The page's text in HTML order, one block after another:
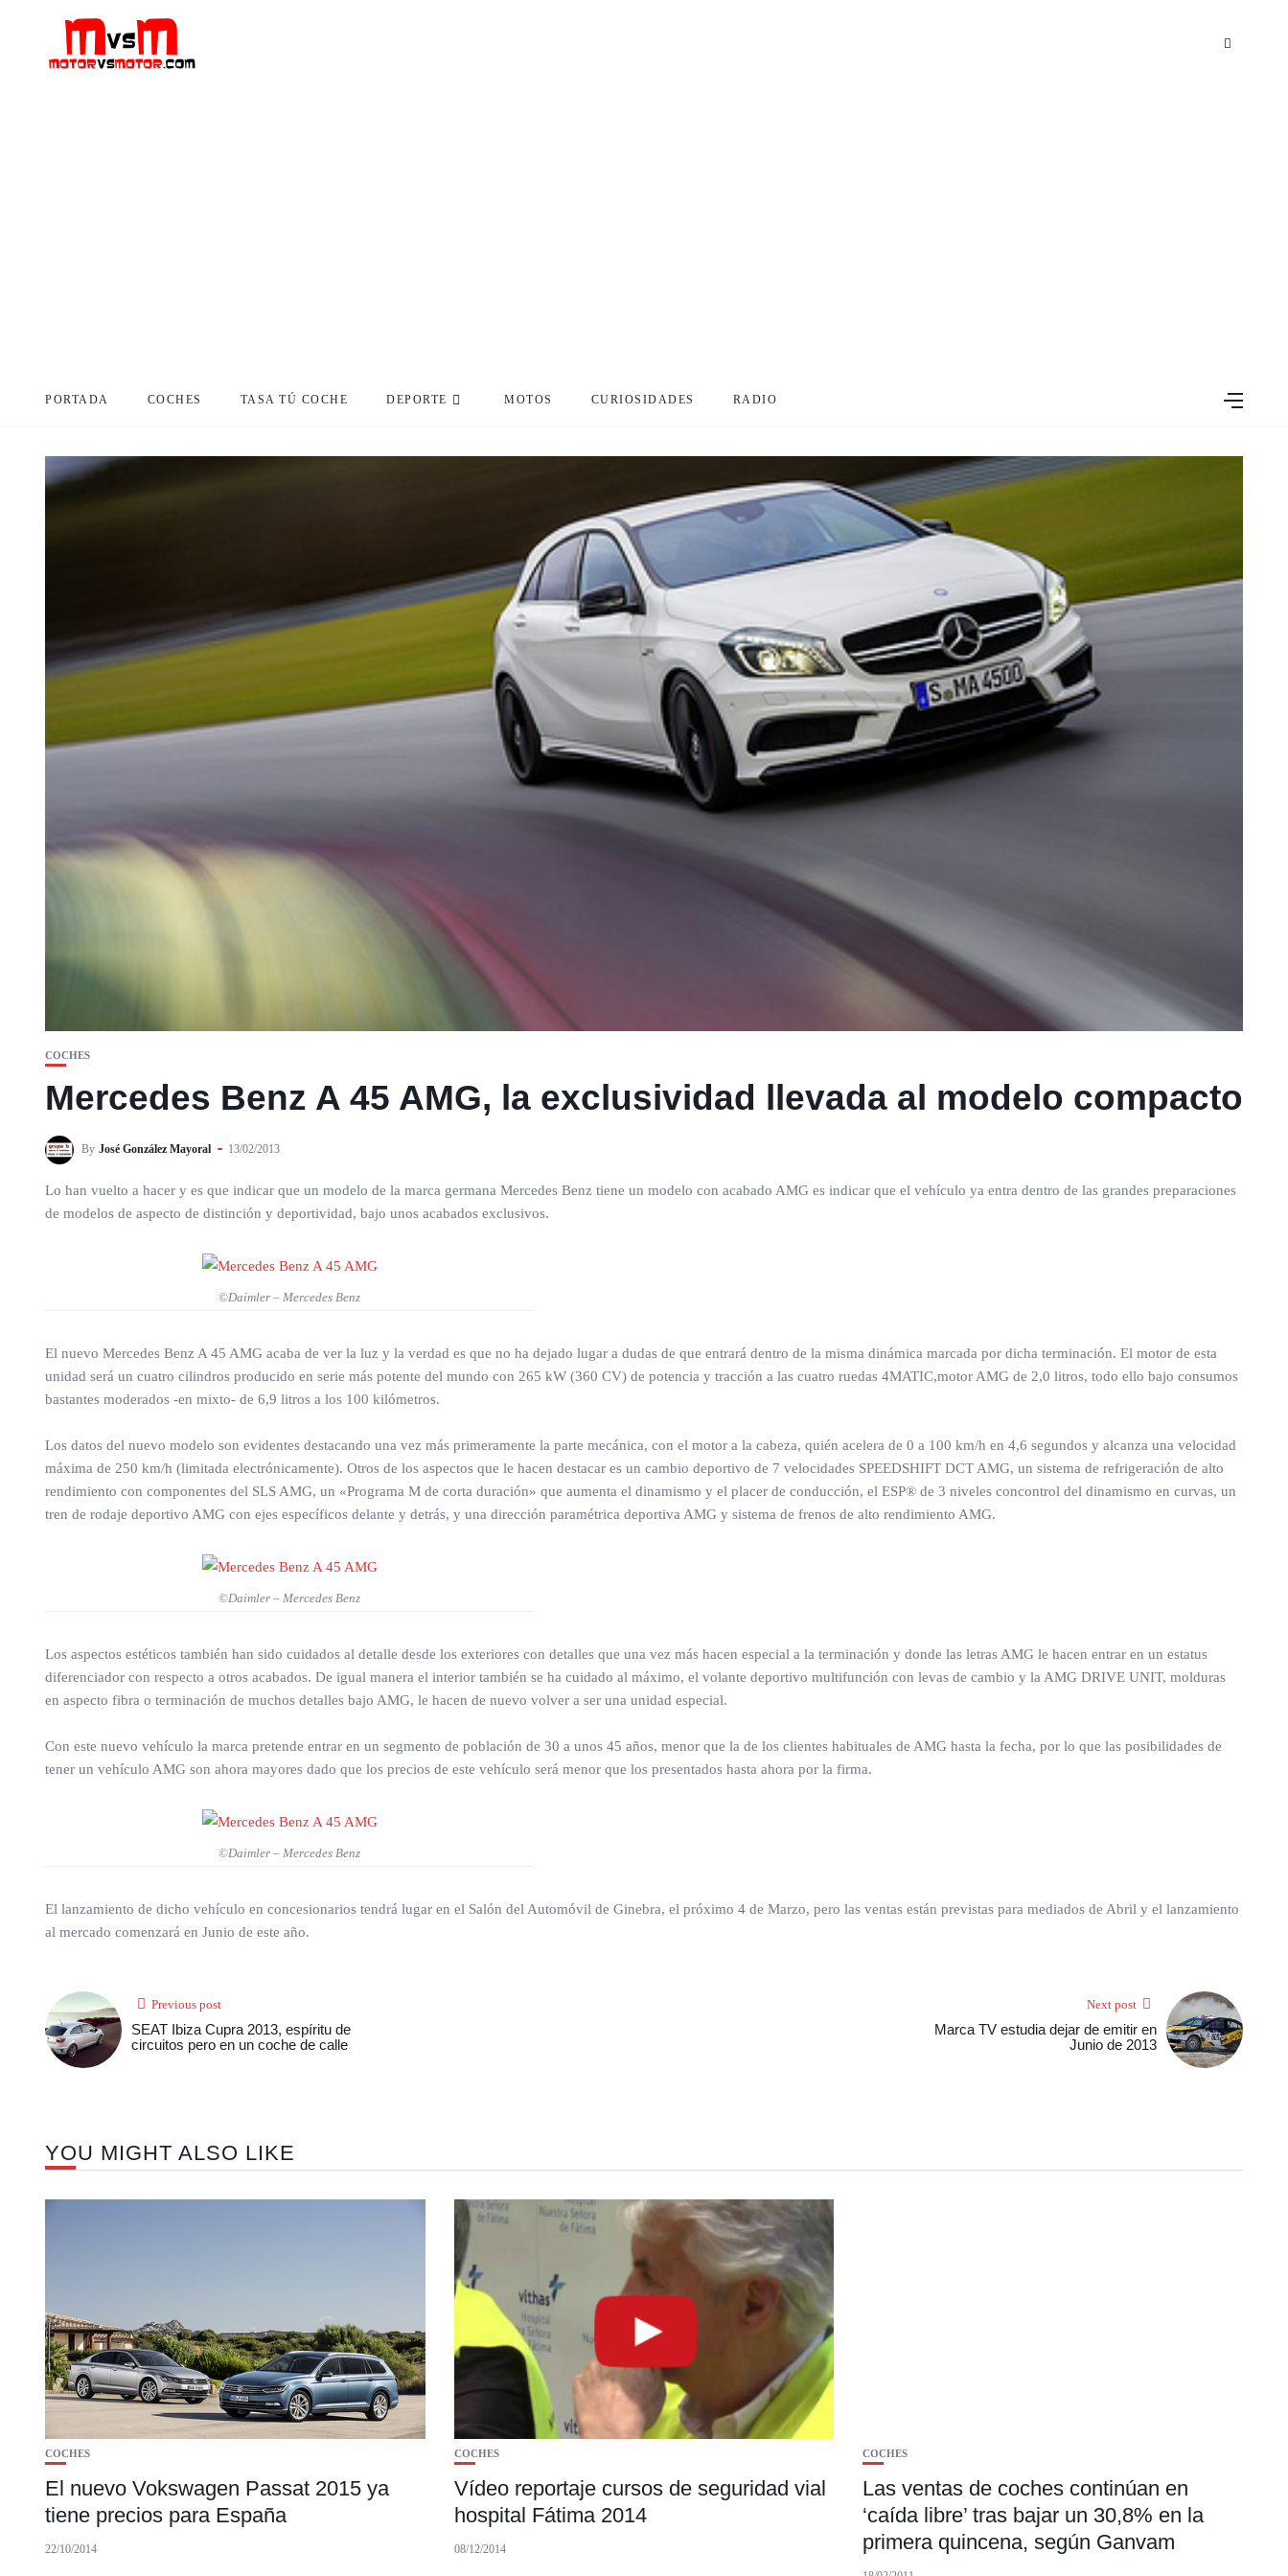
PORTADA COCHES TASA TÚ COCHE DEPORTE MOTOS CURIOSIDADES RADIO
COCHES
Mercedes Benz A 45 AMG, la exclusividad llevada al modelo compacto
By José González Mayoral 13/02/2013
Lo han vuelto a hacer y es que indicar que un modelo de la marca germana Mercedes Benz tiene un modelo con acabado AMG es indicar que el vehículo ya entra dentro de las grandes preparaciones
de modelos de aspecto de distinción y deportividad, bajo unos acabados exclusivos.
©Daimler – Mercedes Benz
El nuevo Mercedes Benz A 45 AMG acaba de ver la luz y la verdad es que no ha dejado lugar a dudas de que entrará dentro de la misma dinámica marcada por dicha terminación. El motor de esta
unidad será un cuatro cilindros producido en serie más potente del mundo con 265 kW (360 CV) de potencia y tracción a las cuatro ruedas 4MATIC,motor AMG de 2,0 litros, todo ello bajo consumos
bastantes moderados -en mixto- de 6,9 litros a los 100 kilómetros.
Los datos del nuevo modelo son evidentes destacando una vez más primeramente la parte mecánica, con el motor a la cabeza, quién acelera de 0 a 100 km/h en 4,6 segundos y alcanza una velocidad
máxima de 250 km/h (limitada electrónicamente). Otros de los aspectos que le hacen destacar es un cambio deportivo de 7 velocidades SPEEDSHIFT DCT AMG, un sistema de refrigeración de alto
rendimiento con componentes del SLS AMG, un «Programa M de corta duración» que aumenta el dinamismo y el placer de conducción, el ESP® de 3 niveles concontrol del dinamismo en curvas, un
tren de rodaje deportivo AMG con ejes específicos delante y detrás, y una dirección paramétrica deportiva AMG y sistema de frenos de alto rendimiento AMG.
©Daimler – Mercedes Benz
Los aspectos estéticos también han sido cuidados al detalle desde los exteriores con detalles que una vez más hacen especial a la terminación y donde las letras AMG le hacen entrar en un estatus
diferenciador con respecto a otros acabados. De igual manera el interior también se ha cuidado al máximo, el volante deportivo multifunción con levas de cambio y la AMG DRIVE UNIT, molduras
en aspecto fibra o terminación de muchos detalles bajo AMG, le hacen de nuevo volver a ser una unidad especial.
Con este nuevo vehículo la marca pretende entrar en un segmento de población de 30 a unos 45 años, menor que la de los clientes habituales de AMG hasta la fecha, por lo que las posibilidades de
tener un vehículo AMG son ahora mayores dado que los precios de este vehículo será menor que los presentados hasta ahora por la firma.
©Daimler – Mercedes Benz
El lanzamiento de dicho vehículo en concesionarios tendrá lugar en el Salón del Automóvil de Ginebra, el próximo 4 de Marzo, pero las ventas están previstas para mediados de Abril y el lanzamiento
al mercado comenzará en Junio de este año.
Previous post
SEAT Ibiza Cupra 2013, espíritu de
circuitos pero en un coche de calle
Next post
Marca TV estudia dejar de emitir en
Junio de 2013
YOU MIGHT ALSO LIKE
COCHES
El nuevo Vokswagen Passat 2015 ya
tiene precios para España
22/10/2014
COCHES
Vídeo reportaje cursos de seguridad vial
hospital Fátima 2014
08/12/2014
COCHES
Las ventas de coches continúan en
‘caída libre’ tras bajar un 30,8% en la
primera quincena, según Ganvam